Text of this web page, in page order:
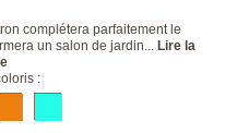
complétera parfaitement le
un salon de jardin... Lire la
: